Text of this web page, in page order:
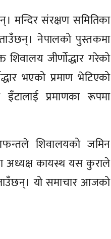
मन्दिर संरक्षण समितिका
नेपालको पुस्तकमा
जीर्णोद्धार गरेको
भएको प्रमाण भेटिएको
प्रमाणका रूपमा
शिवालयको जमिन
कायस्थ यस कुराले
यो समाचार आजको